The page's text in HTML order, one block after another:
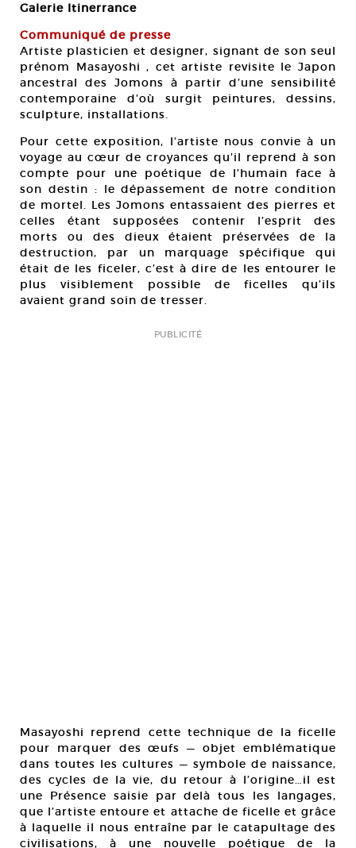
Galerie Itinerrance
Communiqué de presse
Artiste plasticien et designer, signant de son seul
prénom Masayoshi , cet artiste revisite le Japon
ancestral des Jomons à partir d’une sensibilité
contemporaine d’où surgit peintures, dessins,
sculpture, installations.
Pour cette exposition, l’artiste nous convie à un
voyage au cœur de croyances qu’il reprend à son
compte pour une poétique de l’humain face à
son destin : le dépassement de notre condition
de mortel. Les Jomons entassaient des pierres et
celles étant supposées contenir l’esprit des
morts ou des dieux étaient préservées de la
destruction, par un marquage spécifique qui
était de les ficeler, c’est à dire de les entourer le
plus visiblement possible de ficelles qu’ils
avaient grand soin de tresser.
PUBLICITÉ
Masayoshi reprend cette technique de la ficelle
pour marquer des œufs — objet emblématique
dans toutes les cultures — symbole de naissance,
des cycles de la vie, du retour à l’origine…il est
une Présence saisie par delà tous les langages,
que l’artiste entoure et attache de ficelle et grâce
à laquelle il nous entraîne par le catapultage des
civilisations, à une nouvelle poétique de la